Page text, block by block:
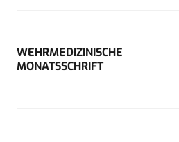
WEHRMEDIZINISCHE
MONATSSCHRIFT